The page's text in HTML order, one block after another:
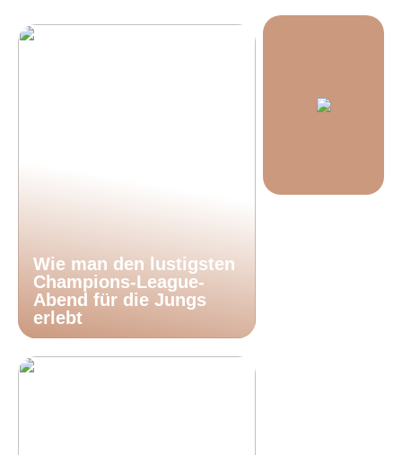
Wie man den lustigsten
Champions-League-
Abend für die Jungs
erlebt